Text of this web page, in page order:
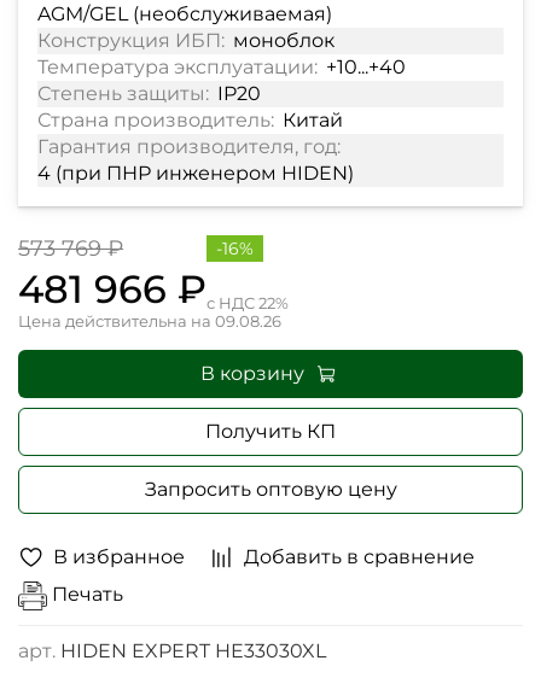
В избранное
Добавить в сравнение
Печать
арт. HIDEN EXPERT HE33030XL
AGM/GEL (необслуживаемая)
Конструкция ИБП: моноблок
Температура эксплуатации: +10...+40
Степень защиты: IP20
Страна производитель: Китай
Гарантия производителя, год:
4 (при ПНР инженером HIDEN)
573 769 ₽
481 966 ₽
Цена действительна на 09.08.26
с НДС 22%
-16%
В корзину
Получить КП
Запросить оптовую цену